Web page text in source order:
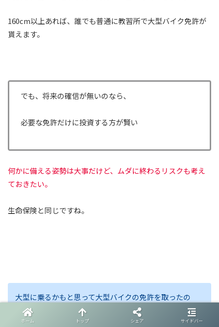
160cm以上あれば、誰でも普通に教習所で大型バイク免許が
貰えます。
でも、将来の確信が無いのなら、
必要な免許だけに投資する方が賢い
何かに備える姿勢は大事だけど、ムダに終わるリスクも考え
ておきたい。
生命保険と同じですね。
大型に乗るかもと思って大型バイクの免許を取ったの
に、
ホーム トップ シェア サイドバー